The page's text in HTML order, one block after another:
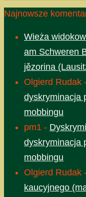
Najnowsze
Wieża
am Schweren
jězorina
Olgierd Rudak
dyskryminacja
mobbingu
pm1 -
dyskryminacja
mobbingu
Olgierd Rudak
kaucyjnego